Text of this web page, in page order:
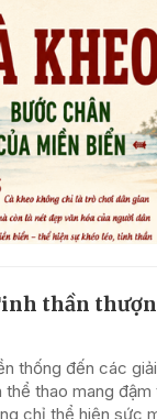
thần
thống đến các
thao mang đậm
chỉ thể hiện sức